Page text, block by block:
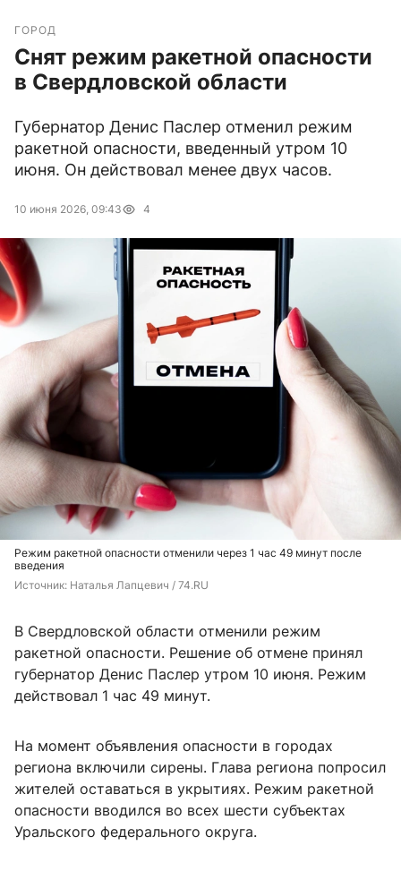
ГОРОД
Снят режим ракетной опасности
в Свердловской области
Губернатор Денис Паслер отменил режим
ракетной опасности, введенный утром 10
июня. Он действовал менее двух часов.
10 июня 2026, 09:43 4
Режим ракетной опасности отменили через 1 час 49 минут после
введения
Источник: Наталья Лапцевич / 74.RU
В Свердловской области отменили режим
ракетной опасности. Решение об отмене принял
губернатор Денис Паслер утром 10 июня. Режим
действовал 1 час 49 минут.
На момент объявления опасности в городах
региона включили сирены. Глава региона попросил
жителей оставаться в укрытиях. Режим ракетной
опасности вводился во всех шести субъектах
Уральского федерального округа.